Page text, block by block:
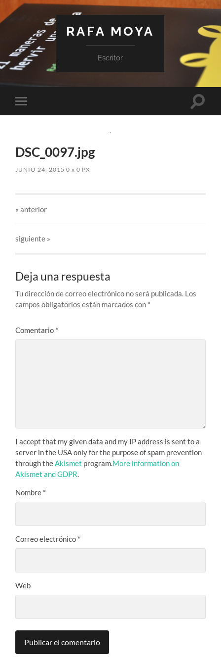
RAFA MOYA
Escritor
Alternar
el
DSC_0097.jpg
JUNIO 24, 2015 0x 0 PX
«anterior
siguiente »
Deja una respuesta
Tu dirección de correo electrónico no será publicada. Los
campos obligatorios están marcados con *
Comentario *
I accept that my given data and my IP address is sent to a
server in the USA only for the purpose of spam prevention
through theAkismet program.More information on
Akismet and GDPR.
Nombre *
Correo electrónico *
Web